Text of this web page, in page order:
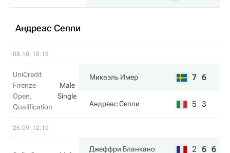
Андреас Сеппи
08.10, 18:15
UniCredit
Firenze
Open,
Qualification
Male
Single
Микаэль Имер 7 6
Андреас Сеппи 5 3
26.09, 12:10
Джеффри Бланкано 2 6 6